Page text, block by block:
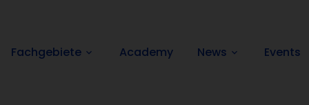
Fachgebiete keyboard_arrow_down Academy News keyboard_arrow_down Events